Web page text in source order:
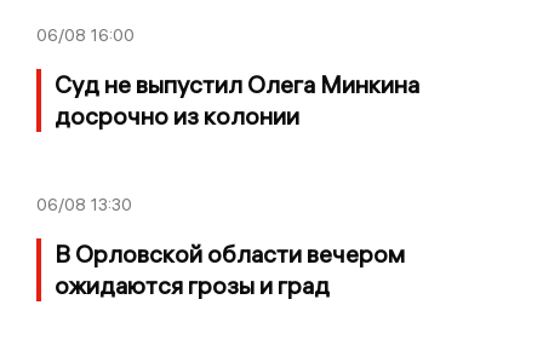
06/08 16:00
Суд не выпустил Олега Минкина
досрочно из колонии
06/08 13:30
В Орловской области вечером
ожидаются грозы и град